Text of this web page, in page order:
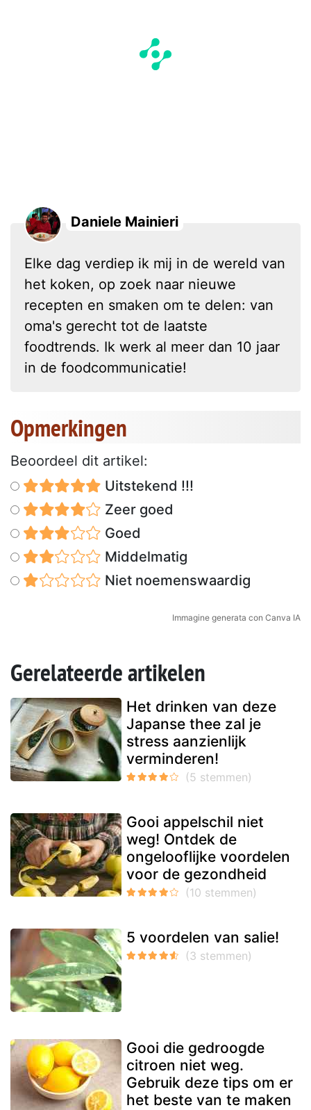
Daniele Mainieri
Elke dag verdiep ik mij in de wereld van
het koken, op zoek naar nieuwe
recepten en smaken om te delen: van
oma's gerecht tot de laatste
foodtrends. Ik werk al meer dan 10 jaar
in de foodcommunicatie!
Opmerkingen
Beoordeel dit artikel:
Uitstekend !!!
Zeer goed
Goed
Middelmatig
Niet noemenswaardig
Immagine generata con Canva IA
Gerelateerde artikelen
Het drinken van deze
Japanse thee zal je
stress aanzienlijk
verminderen!
Gooi appelschil niet
weg! Ontdek de
ongelooflijke voordelen
voor de gezondheid
5 voordelen van salie!
Gooi die gedroogde
citroen niet weg.
Gebruik deze tips om er
het beste van te maken